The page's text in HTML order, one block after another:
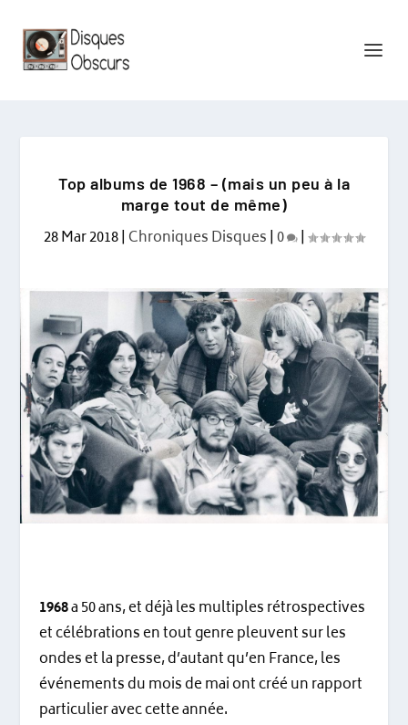
Top albums de 1968 – (mais un peu à la
marge tout de même)
28 Mar 2018| Chroniques Disques|0 |
1968a 50 ans, et déjà les multiples rétrospectives
et célébrations en tout genre pleuvent sur les
ondes et la presse, d’autant qu’en France, les
événements du mois de mai ont créé un rapport
particulier avec cette année.